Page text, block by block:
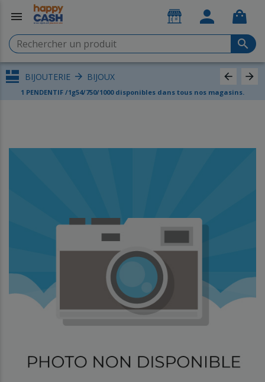
menu
Rechercher un produit search
BIJOUTERIE arrow_forward BIJOUX
1 PENDENTIF /1g54/750/1000 disponibles dans tous nos magasins.
arrow_back arrow_forward